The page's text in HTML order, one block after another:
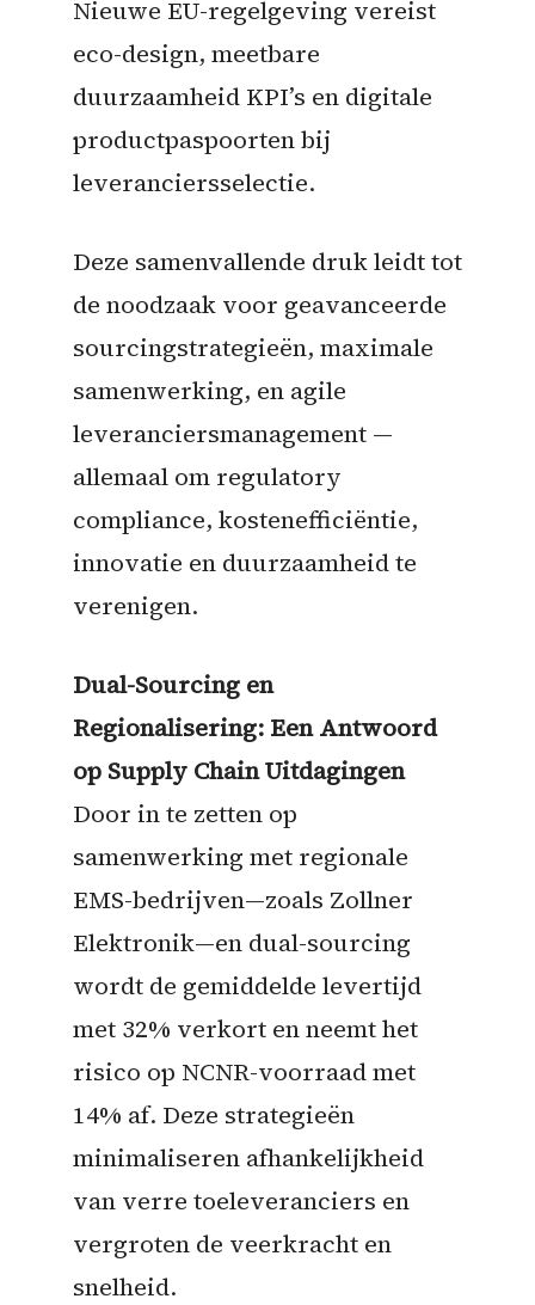
Nieuwe EU-regelgeving vereist
eco-design, meetbare
duurzaamheid KPI’s en digitale
productpaspoorten bij
leveranciersselectie.
Deze samenvallende druk leidt tot
de noodzaak voor geavanceerde
sourcingstrategieën, maximale
samenwerking, en agile
leveranciersmanagement —
allemaal om regulatory
compliance, kostenefficiëntie,
innovatie en duurzaamheid te
verenigen.
Dual-Sourcing en
Regionalisering: Een Antwoord
op Supply Chain Uitdagingen
Door in te zetten op
samenwerking met regionale
EMS-bedrijven—zoals Zollner
Elektronik—en dual-sourcing
wordt de gemiddelde levertijd
met 32% verkort en neemt het
risico op NCNR-voorraad met
14% af. Deze strategieën
minimaliseren afhankelijkheid
van verre toeleveranciers en
vergroten de veerkracht en
snelheid.